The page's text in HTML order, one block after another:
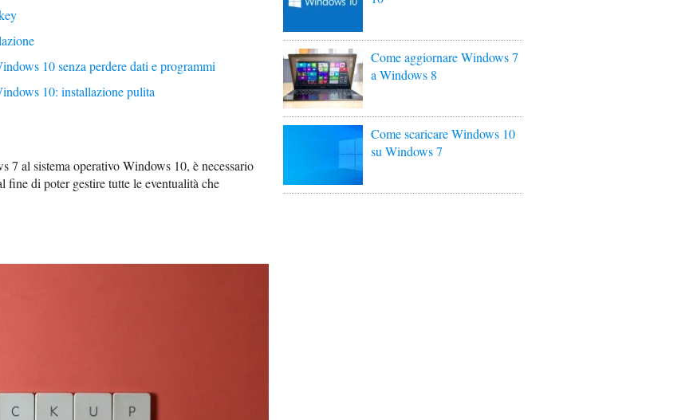
10 senza perdere dati e programmi
10: installazione pulita
7 al sistema operativo Windows 10, è necessario
di poter gestire tutte le eventualità che
Come aggiornare Windows 7
a Windows 8
Come scaricare Windows 10
su Windows 7